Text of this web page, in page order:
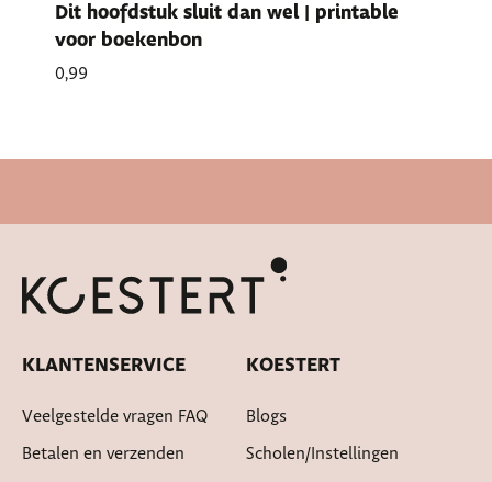
Dit hoofdstuk sluit dan wel | printable
voor boekenbon
0,99
Cadeautje bij bestelling
KLANTENSERVICE
Veelgestelde vragen FAQ
Betalen en verzenden
KOESTERT
Blogs
Scholen/instellingen